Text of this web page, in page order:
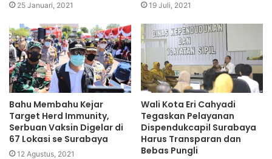
25 Januari, 2021 19 Juli, 2021
Bahu Membahu Kejar
Target Herd Immunity,
Serbuan Vaksin Digelar di
67 Lokasi se Surabaya
12 Agustus, 2021
Wali Kota Eri Cahyadi
Tegaskan Pelayanan
Dispendukcapil Surabaya
Harus Transparan dan
Bebas Pungli